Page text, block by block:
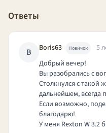
Ответы
B Boris63 Новичок
5
Добрый вечер!
Вы разобрались с
Столкнулся с такой
дальнейшем, всегда
Если возможно,
благодарю!
У меня Rexton W 3.2